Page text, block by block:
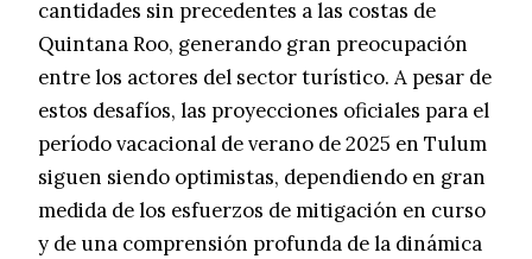
cantidades sin precedentes a las costas de
Quintana Roo, generando gran preocupación
entre los actores del sector turístico. A pesar de
estos desafíos, las proyecciones oficiales para el
período vacacional de verano de 2025 en Tulum
siguen siendo optimistas, dependiendo en gran
medida de los esfuerzos de mitigación en curso
y de una comprensión profunda de la dinámica